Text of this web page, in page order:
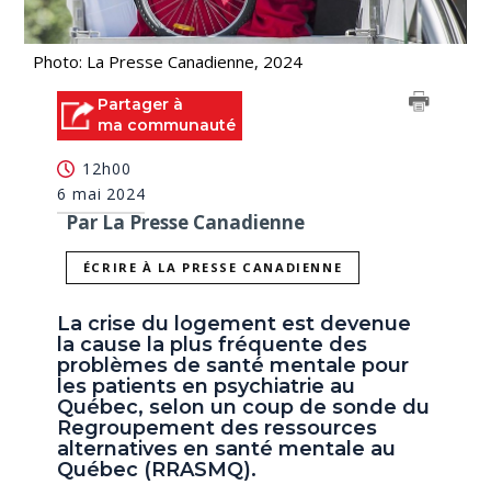
Photo: La Presse Canadienne, 2024
Partager à
ma communauté
12h00
6 mai 2024
Par La Presse Canadienne
ÉCRIRE À LA PRESSE CANADIENNE
La crise du logement est devenue
la cause la plus fréquente des
problèmes de santé mentale pour
les patients en psychiatrie au
Québec, selon un coup de sonde du
Regroupement des ressources
alternatives en santé mentale au
Québec (RRASMQ).